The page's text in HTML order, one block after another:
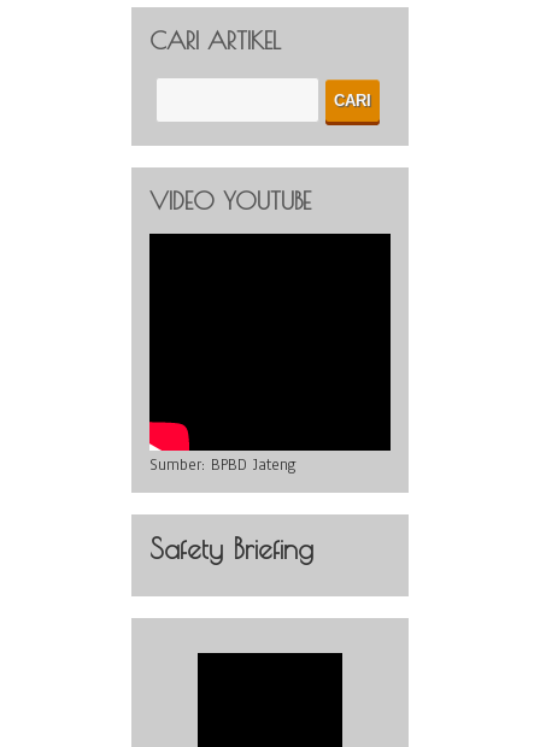
CARI ARTIKEL
VIDEO YOUTUBE
Sumber: BPBD Jateng
Safety Briefing